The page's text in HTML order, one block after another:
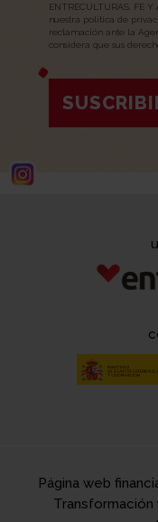
ENTRECULTURAS, FE
nuestra política de
reclamación ante la
considera que sus
Página web
Transformación